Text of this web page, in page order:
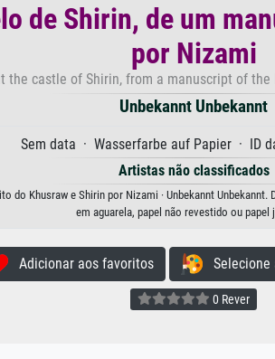
de Shirin, de um
por Nizami
the castle of Shirin, from a manuscript of
Unbekannt Unbekannt
Sem data · Wasserfarbe auf Papier · ID
Artistas não classificados
do Khusraw e Shirin por Nizami · Unbekannt
em aguarela, papel não revestido ou papel
Adicionar aos favoritos Selecione
0 Rever